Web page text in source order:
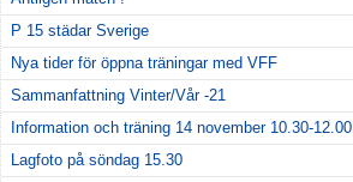
P 15 städar Sverige
Nya tider för öppna träningar med VFF
Sammanfattning Vinter/Vår -21
Information och träning 14 november 10.30-12.00
Lagfoto på söndag 15.30